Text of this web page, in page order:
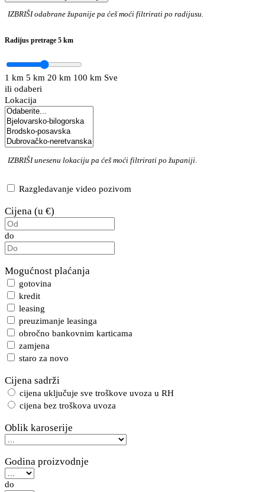
IZBRIŠIodabrane županije pa ćeš moći filtrirati po radijusu.
Radijus pretrage 5 km
1 km 5 km 20 km 100 km Sve
ili odaberi
Lokacija
IZBRIŠIunesenu lokaciju pa ćeš moći filtrirati po županiji.
Razgledavanje video pozivom
Cijena (u €)
do
Mogućnost plaćanja
gotovina
kredit
leasing
preuzimanje leasinga
obročno bankovnim karticama
zamjena
staro za novo
Cijena sadrži
cijena uključuje sve troškove uvoza u RH
cijena bez troškova uvoza
Oblik karoserije
Godina proizvodnje
do